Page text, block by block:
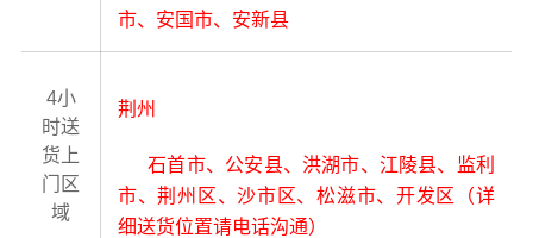
市、安国市、安新县
4小
时送
货上
门区
域
荆州
石首市、公安县、洪湖市、江陵县、监利
市、荆州区、沙市区、松滋市、开发区（详
细送货位置请电话沟通）